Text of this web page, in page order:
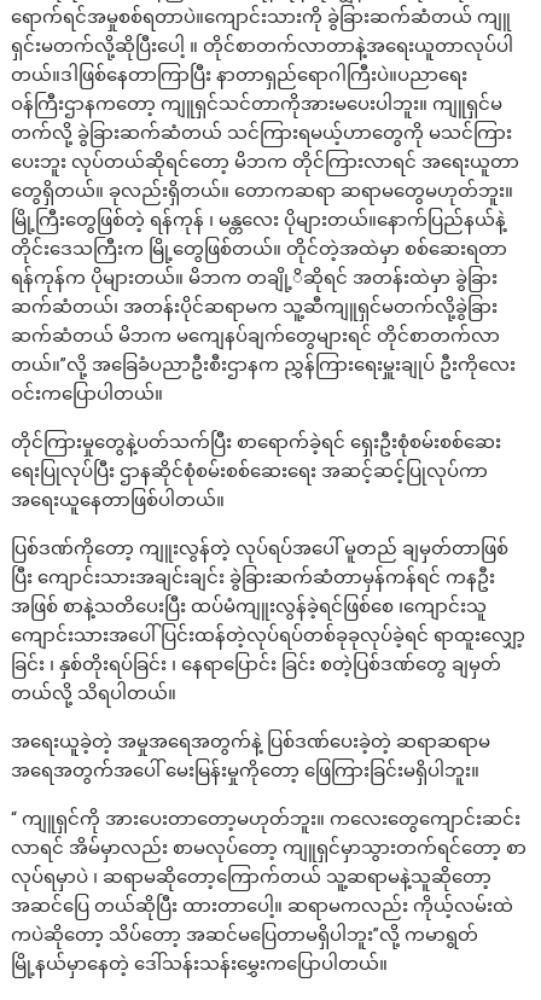
ရောက်ရင်အမှုစစ်ရတာပဲ။ကျောင်းသားကို ခွဲခြားဆက်ဆံတယ် ကျူ
ရှင်းမတက်လို့ဆိုပြီးပေါ့ ။ တိုင်စာတက်လာတာနဲ့အရေးယူတာလုပ်ပါ
တယ်။ဒါဖြစ်နေတာကြာပြီး နာတာရှည်ရောဂါကြီးပဲ။ပညာရေး
ဝန်ကြီးဌာနကတော့ ကျူရှင်သင်တာကိုအားမပေးပါဘူး။ ကျူရှင်မ
တက်လို့ ခွဲခြားဆက်ဆံတယ် သင်ကြားရမယ့်ဟာတွေကို မသင်ကြား
ပေးဘူး လုပ်တယ်ဆိုရင်တော့ မိဘက တိုင်ကြားလာရင် အရေးယူတာ
တွေရှိတယ်။ ခုလည်းရှိတယ်။ တောကဆရာ ဆရာမတွေမဟုတ်ဘူး။
မြို့ကြီးတွေဖြစ်တဲ့ ရန်ကုန် ၊ မန္တလေး ပိုများတယ်။နောက်ပြည်နယ်နဲ့
တိုင်းဒေသကြီးက မြို့တွေဖြစ်တယ်။ တိုင်တဲ့အထဲမှာ စစ်ဆေးရတာ
ရန်ကုန်က ပိုများတယ်။ မိဘက တချို့ိဆိုရင် အတန်းထဲမှာ ခွဲခြား
ဆက်ဆံတယ်၊ အတန်းပိုင်ဆရာမက သူ့ဆီကျူရှင်မတက်လို့ခွဲခြား
ဆက်ဆံတယ် မိဘက မကျေနပ်ချက်တွေများရင် တိုင်စာတက်လာ
တယ်။”လို့ အခြေခံပညာဦးစီးဌာနက ညွှန်ကြားရေးမှူးချုပ် ဦးကိုလေး
ဝင်းကပြောပါတယ်။
တိုင်ကြားမှုတွေနဲ့ပတ်သက်ပြီး စာရောက်ခဲ့ရင် ရှေးဦးစုံစမ်းစစ်ဆေး
ရေးပြုလုပ်ပြီး ဌာနဆိုင်စုံစမ်းစစ်ဆေးရေး အဆင့်ဆင့်ပြုလုပ်ကာ
အရေးယူနေတာဖြစ်ပါတယ်။
ပြစ်ဒဏ်ကိုတော့ ကျူးလွန်တဲ့ လုပ်ရပ်အပေါ် မူတည် ချမှတ်တာဖြစ်
ပြီး ကျောင်းသားအချင်းချင်း ခွဲခြားဆက်ဆံတာမှန်ကန်ရင် ကနဦး
အဖြစ် စာနဲ့သတိပေးပြီး ထပ်မံကျူးလွန်ခဲ့ရင်ဖြစ်စေ ၊ကျောင်းသူ
ကျောင်းသားအပေါ် ပြင်းထန်တဲ့လုပ်ရပ်တစ်ခုခုလုပ်ခဲ့ရင် ရာထူးလျှော့
ခြင်း ၊ နှစ်တိုးရပ်ခြင်း ၊ နေရာပြောင်း ခြင်း စတဲ့ပြစ်ဒဏ်တွေ ချမှတ်
တယ်လို့ သိရပါတယ်။
အရေးယူခဲ့တဲ့ အမှုအရေအတွက်နဲ့ ပြစ်ဒဏ်ပေးခဲ့တဲ့ ဆရာဆရာမ
အရေအတွက်အပေါ် မေးမြန်းမှုကိုတော့ ဖြေကြားခြင်းမရှိပါဘူး။
“ ကျူရှင်ကို အားပေးတာတော့မဟုတ်ဘူး။ ကလေးတွေကျောင်းဆင်း
လာရင် အိမ်မှာလည်း စာမလုပ်တော့ ကျူရှင်မှာသွားတက်ရင်တော့ စာ
လုပ်ရမှာပဲ ၊ ဆရာမဆိုတော့ကြောက်တယ် သူ့ဆရာမနဲ့သူဆိုတော့
အဆင်ပြေ တယ်ဆိုပြီး ထားတာပေါ့။ ဆရာမကလည်း ကိုယ့်လမ်းထဲ
ကပဲဆိုတော့ သိပ်တော့ အဆင်မပြေတာမရှိပါဘူး”လို့ ကမာရွတ်
မြို့နယ်မှာနေတဲ့ ဒေါ်သန်းသန်းမွှေးကပြောပါတယ်။